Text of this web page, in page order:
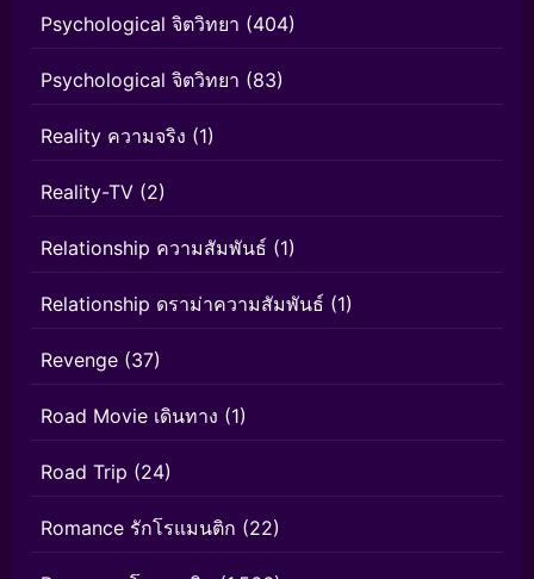
Psychological จิตวิทยา (404)
Psychological จิตวิทยา (83)
Reality ความจริง (1)
Reality-TV (2)
Relationship ความสัมพันธ์ (1)
Relationship ดราม่าความสัมพันธ์ (1)
Revenge (37)
Road Movie เดินทาง (1)
Road Trip (24)
Romance รักโรแมนติก (22)